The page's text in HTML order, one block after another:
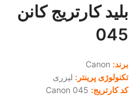
بلید کارتریج کانن
045
برند:
تکنولوژی پرینتر: لیزری
کد کارتریج: 045 Canon